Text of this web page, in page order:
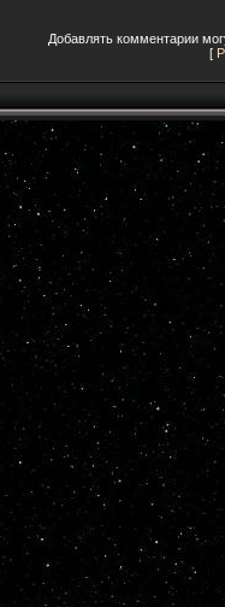
Добавлять комментарии
[